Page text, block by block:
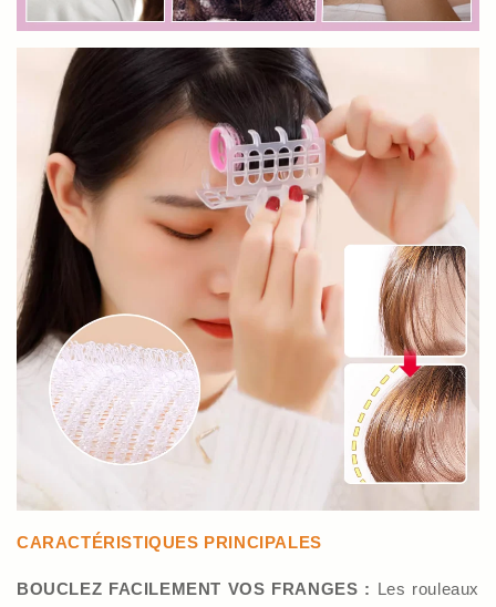
CARACTÉRISTIQUES PRINCIPALES
BOUCLEZ FACILEMENT VOS FRANGES : Les rouleaux